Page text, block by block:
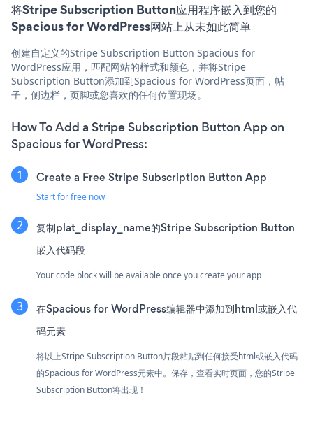
将Stripe Subscription Button应用程序嵌入到您的
Spacious for WordPress网站上从未如此简单
创建自定义的Stripe Subscription Button Spacious for
WordPress应用，匹配网站的样式和颜色，并将Stripe
Subscription Button添加到Spacious for WordPress页面，帖
子，侧边栏，页脚或您喜欢的任何位置现场。
How To Add a Stripe Subscription Button App on
Spacious for WordPress:
Create a Free Stripe Subscription Button App
Start for free now
复制plat_display_name的Stripe Subscription Button
嵌入代码段
Your code block will be available once you create your app
在Spacious for WordPress编辑器中添加到html或嵌入代
码元素
将以上Stripe Subscription Button片段粘贴到任何接受html或嵌入代码
的Spacious for WordPress元素中。保存，查看实时页面，您的Stripe
Subscription Button将出现！